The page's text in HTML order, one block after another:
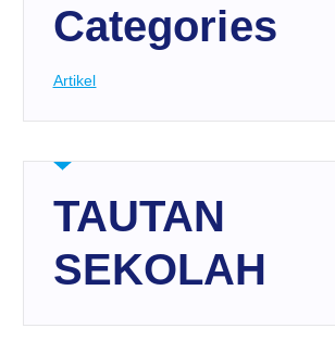
Categories
Artikel
TAUTAN
SEKOLAH